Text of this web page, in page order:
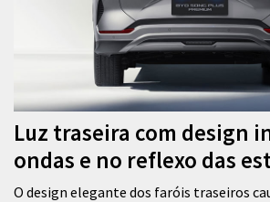
Luz traseira com design
ondas e no reflexo das
O design elegante dos faróis traseiros